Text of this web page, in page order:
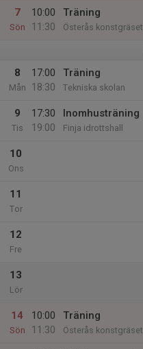
7
Sön
10:00
11:30
Träning
Österås konstgräset
8
Mån
17:00
18:30
Träning
Tekniska skolan
9
Tis
17:30
19:00
Inomhusträning
Finja idrottshall
10
Ons
11
Tor
12
Fre
13
Lör
14
Sön
10:00
11:30
Träning
Österås konstgräset